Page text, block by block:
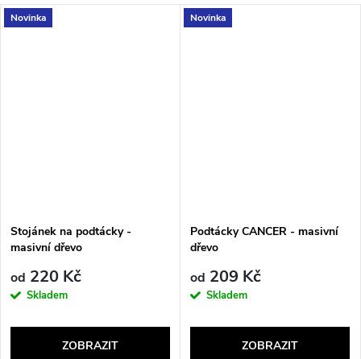
Novinka
Stojánek na podtácky -
masivní dřevo
od 220 Kč
Skladem
ZOBRAZIT
Novinka
Podtácky CANCER - masivní
dřevo
od 209 Kč
Skladem
ZOBRAZIT